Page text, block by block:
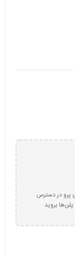
پرو در دسترس
بروید